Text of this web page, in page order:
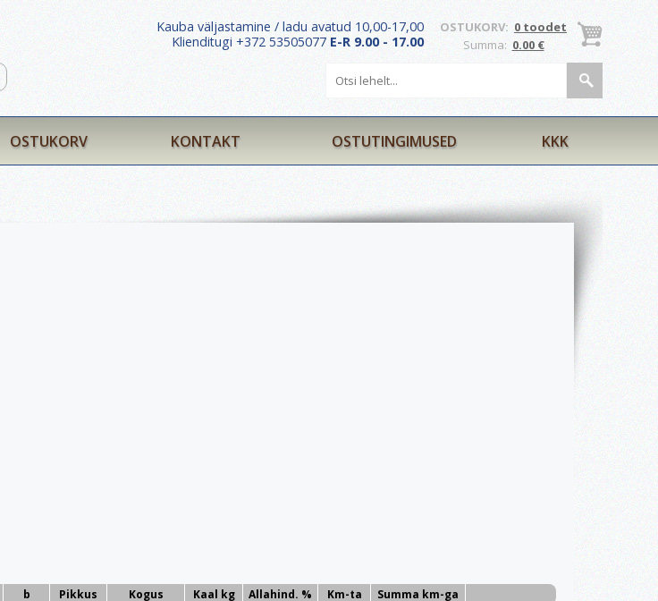
Kauba väljastamine / ladu avatud 10,00-17,00
Klienditugi +372 53505077 E-R 9.00 - 17.00
OSTUKORV: 0 toodet
Summa: 0.00 €
OSTUKORV KONTAKT OSTUTINGIMUSED KKK
b Pikkus Kogus Kaal kg Allahind. % Km-ta Summa km-ga